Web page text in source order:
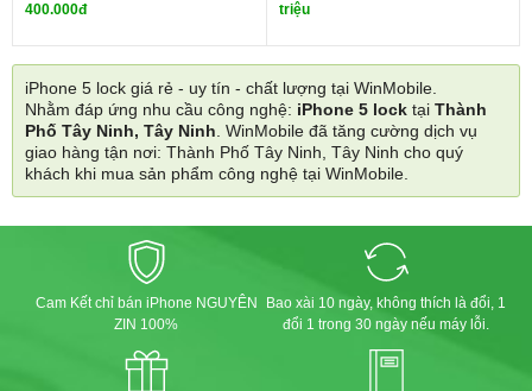
400.000đ
triệu
iPhone 5 lock giá rẻ - uy tín - chất lượng tại WinMobile.
Nhằm đáp ứng nhu cầu công nghệ: iPhone 5 lock tại Thành
Phố Tây Ninh, Tây Ninh. WinMobile đã tăng cường dịch vụ
giao hàng tận nơi: Thành Phố Tây Ninh, Tây Ninh cho quý
khách khi mua sản phẩm công nghệ tại WinMobile.
Cam Kết chỉ bán iPhone NGUYÊN
ZIN 100%
Bao xài 10 ngày, không thích là đổi, 1
đổi 1 trong 30 ngày nếu máy lỗi.